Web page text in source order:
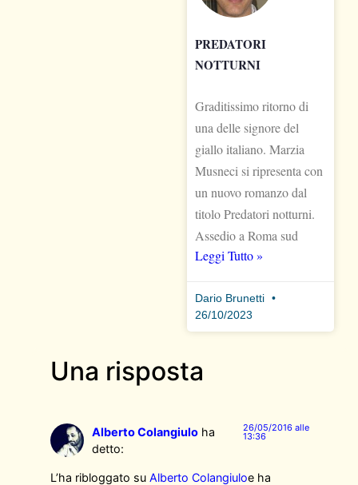
PREDATORI
NOTTURNI
Graditissimo ritorno di
una delle signore del
giallo italiano. Marzia
Musneci si ripresenta con
un nuovo romanzo dal
titolo Predatori notturni.
Assedio a Roma sud
Leggi Tutto »
Dario Brunetti
26/10/2023
Una risposta
Alberto Colangiulo ha
detto:
26/05/2016 alle
13:36
L’ha ribloggato su Alberto Colangiuloe ha